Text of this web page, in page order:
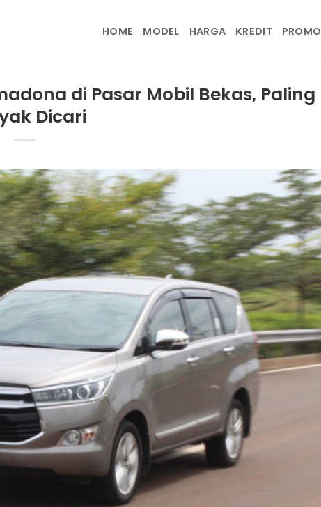
HOME MODEL HARGA KREDIT PROMO
di Pasar Mobil Bekas, Paling
Dicari